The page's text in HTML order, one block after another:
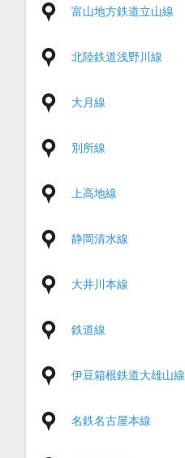
富山地方鉄道立山線
北陸鉄道浅野川線
大月線
別所線
上高地線
静岡清水線
大井川本線
鉄道線
伊豆箱根鉄道大雄山線
名鉄名古屋本線